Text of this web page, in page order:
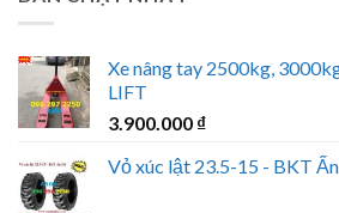
Xe nâng tay 2500kg,
LIFT
3.900.000 ₫
Vỏ xúc lật 23.5-15 - BKT